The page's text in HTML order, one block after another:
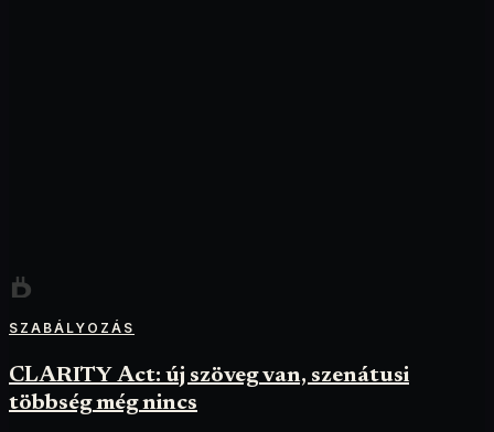
SZABÁLYOZÁS
CLARITY Act: új szöveg van, szenátusi
többség még nincs